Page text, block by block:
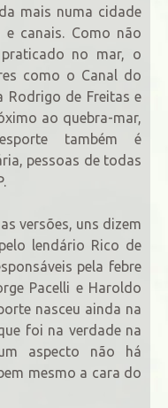
mais numa cidade
canais. Como não
praticado no mar, o
como o Canal do
Rodrigo de Freitas e
ao quebra-mar,
também é
pessoas de todas
versões, uns dizem
lendário Rico de
pela febre
Pacelli e Haroldo
nasceu ainda na
foi na verdade na
aspecto não há
mesmo a cara do